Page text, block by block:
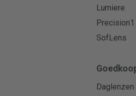
Lumiere
Precision1
SofLens
Daglenzen